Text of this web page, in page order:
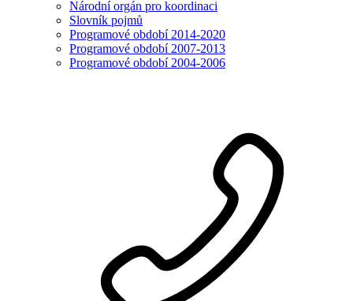
Národní orgán pro koordinaci
Slovník pojmů
Programové období 2014-2020
Programové období 2007-2013
Programové období 2004-2006